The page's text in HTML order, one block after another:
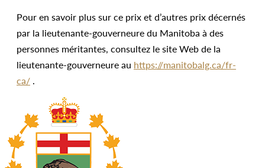
Pour en savoir plus sur ce prix et d’autres prix décernés
par la lieutenante-gouverneure du Manitoba à des
personnes méritantes, consultez le site Web de la
lieutenante-gouverneure au https://manitobalg.ca/fr-
ca/ .